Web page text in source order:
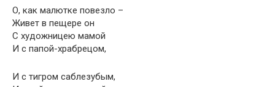
О, как малютке повезло –
Живет в пещере он
С художницею мамой
И с папой-храбрецом,
И с тигром саблезубым,